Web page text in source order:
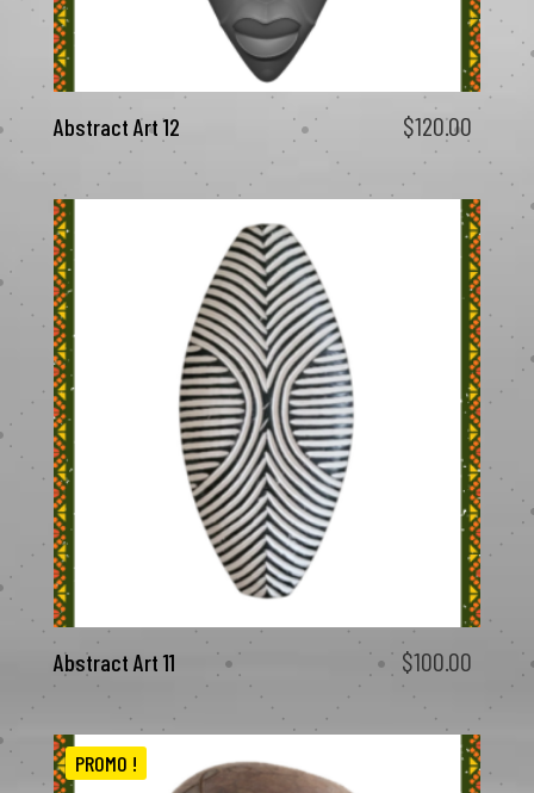
Abstract Art 12 $120.00
Abstract Art 11 $100.00
PROMO !